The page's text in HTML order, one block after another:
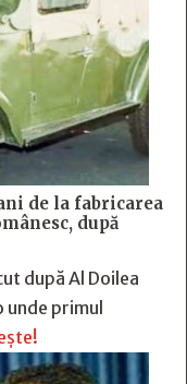
de la fabricarea
după
după Al Doilea
unde primul